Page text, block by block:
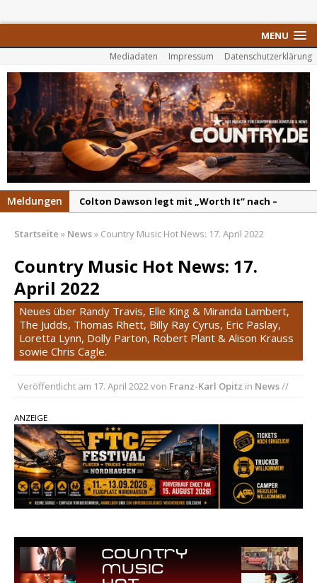
MENU
Mediadaten Impressum Datenschutzerklärung
Meldungen
Colton Dawson legt mit „Worth It“ nach –
Carly Pearce hinterfragt den ständigen
Vergleich mit anderen
Ella Langley schreibt Musikgeschichte:
„Choosin‘ Texas“ gehört zu den größten Hits
aller Zeiten
pez veröffentlicht neue Single „Late Night
Talks“ – eine Hymne auf unvergessliche
Ben Gallaher kehrt zu seinen Wurzeln zurück –
„Taylor Gold“ zeigt die Kraft der Akustik
Startseite » News» Country Music Hot News: 17. April 2022
Country Music Hot News: 17.
April 2022
Neues über Randy Travis, Elle King & Miranda Lambert,
The Judds, Thomas Rhett, Billy Ray Cyrus, Eric Paslay,
Loretta Lynn, Dolly Parton, Robert Plant & Alison Krauss
sowie Chris Cagle.
Veröffentlicht am 17. April 2022 von Franz-Karl Opitz in News//
ANZEIGE